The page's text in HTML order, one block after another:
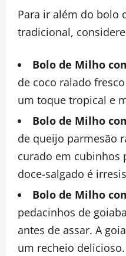
Para ir além do bolo
tradicional,
Bolo de Milho
de coco ralado
um toque tropical e
Bolo de Milho
de queijo parmesão
curado em cubinhos
doce-salgado é
Bolo de Milho
pedacinhos de
antes de assar. A
um recheio delicioso.